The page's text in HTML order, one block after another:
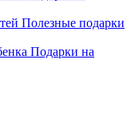
Полезные подарки
Подарки на